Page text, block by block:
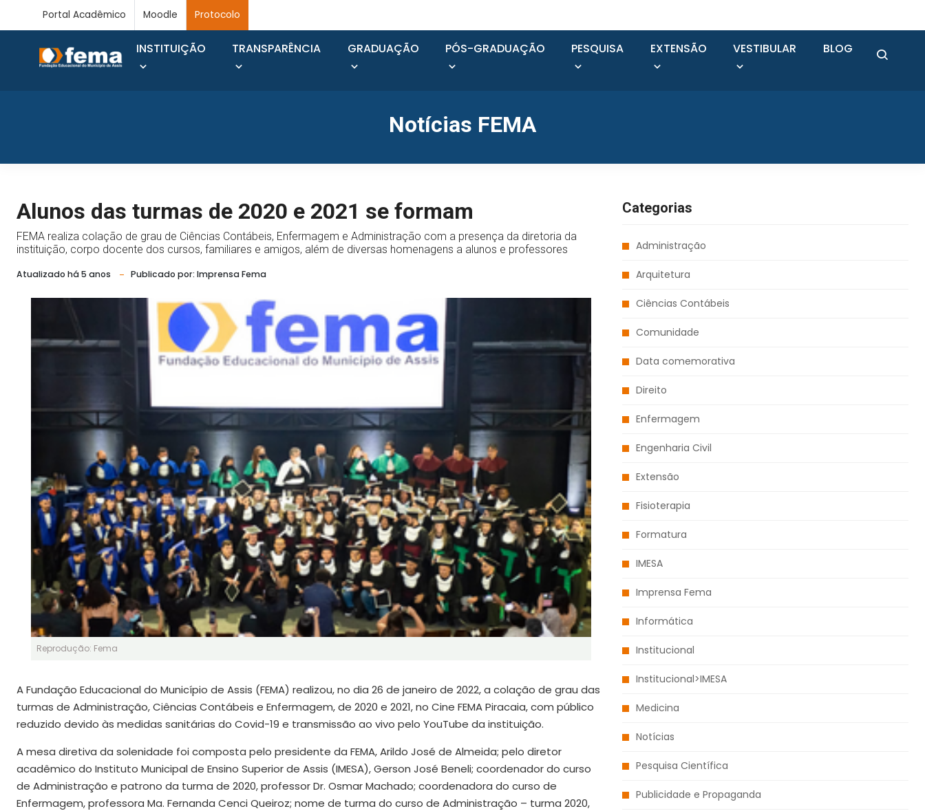
Portal Acadêmico Moodle Protocolo
INSTITUIÇÃO TRANSPARÊNCIA GRADUAÇÃO PÓS-GRADUAÇÃO PESQUISA EXTENSÃO VESTIBULAR BLOG
Notícias FEMA
Alunos das turmas de 2020 e 2021 se formam
FEMA realiza colação de grau de Ciências Contábeis, Enfermagem e Administração com a presença da diretoria da
instituição, corpo docente dos cursos, familiares e amigos, além de diversas homenagens a alunos e professores
Atualizado há 5 anos Publicado por: Imprensa Fema
Reprodução: Fema
A Fundação Educacional do Município de Assis (FEMA) realizou, no dia 26 de janeiro de 2022, a colação de grau das
turmas de Administração, Ciências Contábeis e Enfermagem, de 2020 e 2021, no Cine FEMA Piracaia, com público
reduzido devido às medidas sanitárias do Covid-19 e transmissão ao vivo pelo YouTube da instituição.
A mesa diretiva da solenidade foi composta pelo presidente da FEMA, Arildo José de Almeida; pelo diretor
acadêmico do Instituto Municipal de Ensino Superior de Assis (IMESA), Gerson José Beneli; coordenador do curso
de Administração e patrono da turma de 2020, professor Dr. Osmar Machado; coordenadora do curso de
Enfermagem, professora Ma. Fernanda Cenci Queiroz; nome de turma do curso de Administração – turma 2020,
Categorias
Administração
Arquitetura
Ciências Contábeis
Comunidade
Data comemorativa
Direito
Enfermagem
Engenharia Civil
Extensão
Fisioterapia
Formatura
IMESA
Imprensa Fema
Informática
Institucional
Institucional>IMESA
Medicina
Notícias
Pesquisa Científica
Publicidade e Propaganda